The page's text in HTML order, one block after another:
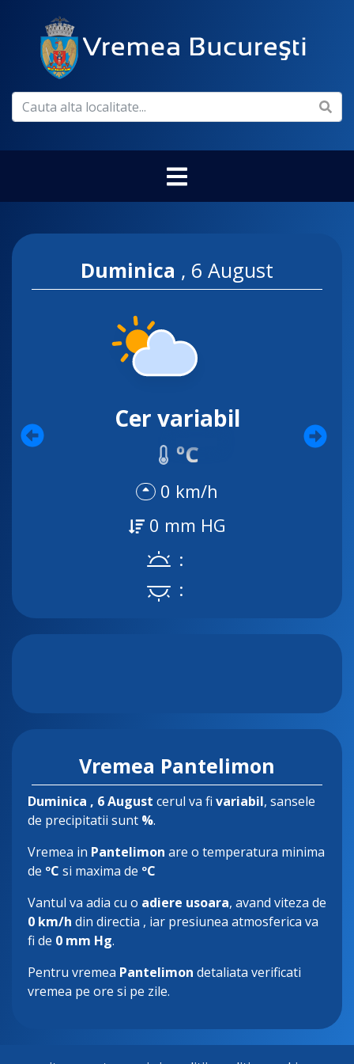
Duminica , 6 August
Cer variabil
ºC
0 km/h
0 mm HG
:
:
Vremea Pantelimon
Duminica , 6 August cerul va fi variabil, sansele
de precipitatii sunt %.
Vremea in Pantelimon are o temperatura minima
de ºC si maxima de ºC
Vantul va adia cu o adiere usoara, avand viteza de
0 km/h din directia , iar presiunea atmosferica va
fi de 0 mm Hg.
Pentru vremea Pantelimon detaliata verificati
vremea pe ore si pe zile.